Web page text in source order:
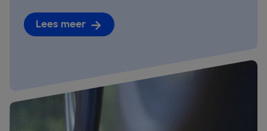
Lees meer